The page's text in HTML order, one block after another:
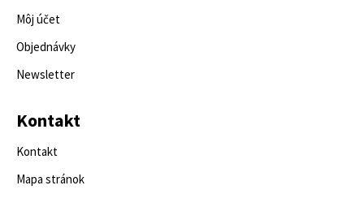
Môj účet
Objednávky
Newsletter
Kontakt
Kontakt
Mapa stránok